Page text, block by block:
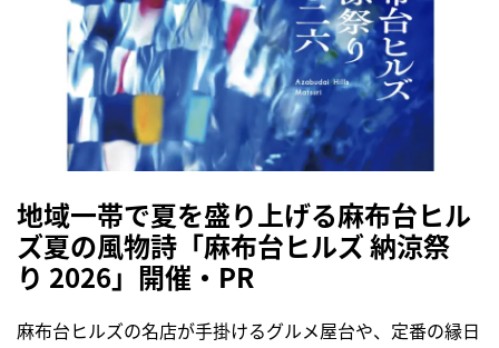
地域一帯で夏を盛り上げる麻布台ヒル
ズ夏の風物詩「麻布台ヒルズ 納涼祭
り 2026」開催・PR
麻布台ヒルズの名店が手掛けるグルメ屋台や、定番の縁日